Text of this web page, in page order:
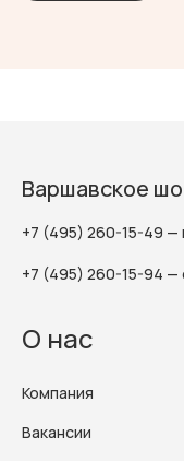
Варшавское
+7 (495) 260-15-49 —
+7 (495) 260-15-94 —
О нас
Компания
Вакансии